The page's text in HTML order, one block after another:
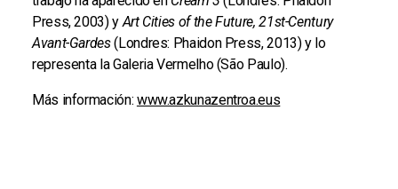
Press, 2003) yArt Cities of the Future, 21st-Century
Avant-Gardes(Londres: Phaidon Press, 2013) y lo
representa la Galeria Vermelho (São Paulo).
Más información: www.azkunazentroa.eus